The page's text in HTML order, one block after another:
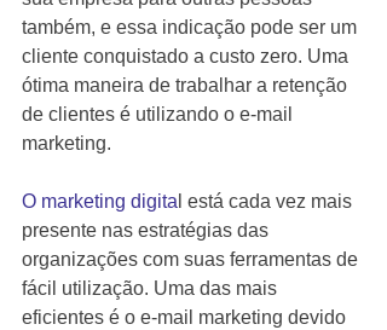
também, e essa indicação pode ser um
cliente conquistado a custo zero. Uma
ótima maneira de trabalhar a retenção
de clientes é utilizando o e-mail
marketing.
O marketing digita l está cada vez mais
presente nas estratégias das
organizações com suas ferramentas de
fácil utilização. Uma das mais
eficientes é o e-mail marketing devido